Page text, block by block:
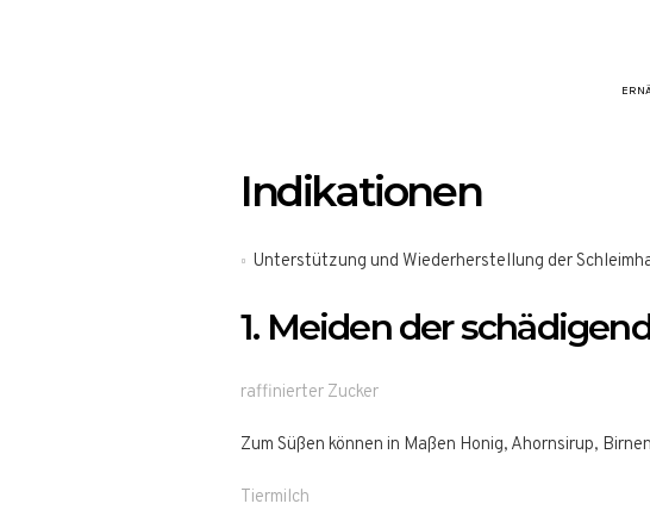
Indikationen
Unterstützung und Wiederherstellung der
1. Meiden der
raffinierter Zucker
Zum Süßen können in Maßen Honig, Ahornsirup,
Tiermilch